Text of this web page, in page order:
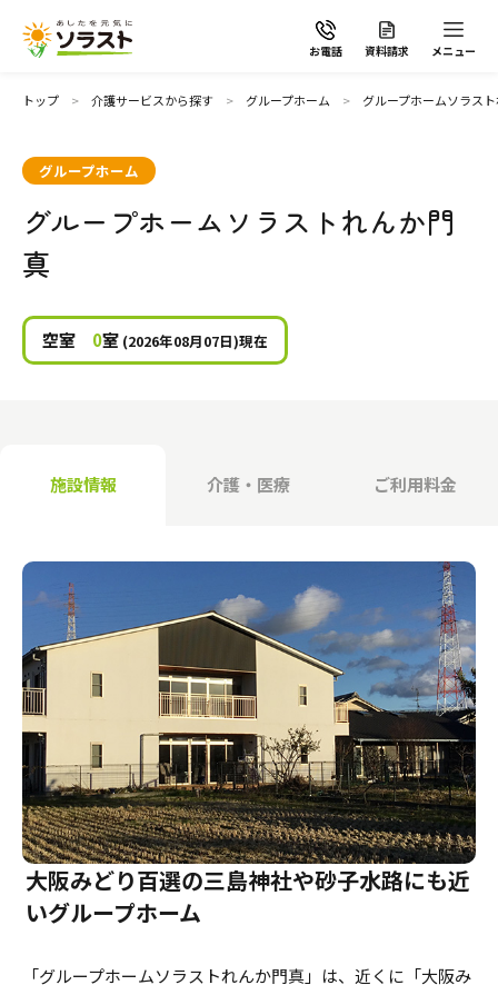
お電話 資料請求 メニュー
ソラストの想い
介護サービスから探す
自宅から通う・泊まる
自宅でサービスを受ける
サービスの相談をする
地域から探す
介護のガイド
介護保険サービスについて
介護保険サービス利用の流れ
介護お役立ちコラム「そらまめ＋」
採用情報
トップ 介護サービスから探す グループホーム グループホームソラス
グループホーム
グループホームソラストれんか門
真
空室 0室 (2026年08月07日)現在
施設情報 介護・医療 ご利用料金
大阪みどり百選の三島神社や砂子水路にも近
いグループホーム
「グループホームソラストれんか門真」は、近くに「大阪み